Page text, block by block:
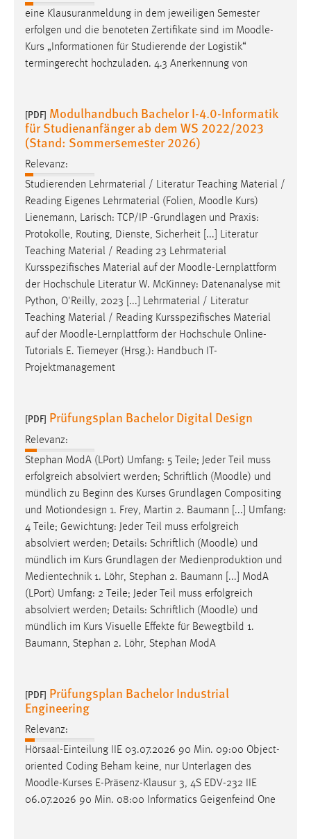
eine Klausuranmeldung in dem jeweiligen Semester
erfolgen und die benoteten Zertifikate sind im Moodle-
Kurs „Informationen für Studierende der Logistik“
termingerecht hochzuladen. 4.3 Anerkennung von
[PDF] Modulhandbuch Bachelor I-4.0-Informatik
für Studienanfänger ab dem WS 2022/2023
(Stand: Sommersemester 2026)
Relevanz:
Studierenden Lehrmaterial / Literatur Teaching Material /
Reading Eigenes Lehrmaterial (Folien, Moodle Kurs)
Lienemann, Larisch: TCP/IP -Grundlagen und Praxis:
Protokolle, Routing, Dienste, Sicherheit [...] Literatur
Teaching Material / Reading 23 Lehrmaterial
Kursspezifisches Material auf der Moodle-Lernplattform
der Hochschule Literatur W. McKinney: Datenanalyse mit
Python, O'Reilly, 2023 [...] Lehrmaterial / Literatur
Teaching Material / Reading Kursspezifisches Material
auf der Moodle-Lernplattform der Hochschule Online-
Tutorials E. Tiemeyer (Hrsg.): Handbuch IT-
Projektmanagement
[PDF] Prüfungsplan Bachelor Digital Design
Relevanz:
Stephan ModA (LPort) Umfang: 5 Teile; Jeder Teil muss
erfolgreich absolviert werden; Schriftlich (Moodle) und
mündlich zu Beginn des Kurses Grundlagen Compositing
und Motiondesign 1. Frey, Martin 2. Baumann [...] Umfang:
4 Teile; Gewichtung: Jeder Teil muss erfolgreich
absolviert werden; Details: Schriftlich (Moodle) und
mündlich im Kurs Grundlagen der Medienproduktion und
Medientechnik 1. Löhr, Stephan 2. Baumann [...] ModA
(LPort) Umfang: 2 Teile; Jeder Teil muss erfolgreich
absolviert werden; Details: Schriftlich (Moodle) und
mündlich im Kurs Visuelle Effekte für Bewegtbild 1.
Baumann, Stephan 2. Löhr, Stephan ModA
[PDF] Prüfungsplan Bachelor Industrial
Engineering
Relevanz:
Hörsaal-Einteilung IIE 03.07.2026 90 Min. 09:00 Object-
oriented Coding Beham keine, nur Unterlagen des
Moodle-Kurses E-Präsenz-Klausur 3, 4S EDV-232 IIE
06.07.2026 90 Min. 08:00 Informatics Geigenfeind One